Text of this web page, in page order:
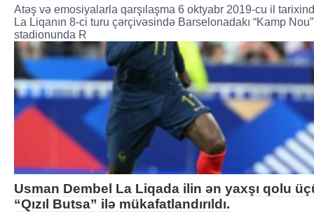
Atəş və emosiyalarla qarşılaşma 6 oktyabr 2019-cu il
La Liqanın 8-ci turu çərçivəsində Barselonadakı “Kamp Nou”
stadionunda R
Usman Dembel La Liqada ilin ən yaxşı qolu
“Qızıl Butsa” ilə mükafatlandırıldı.